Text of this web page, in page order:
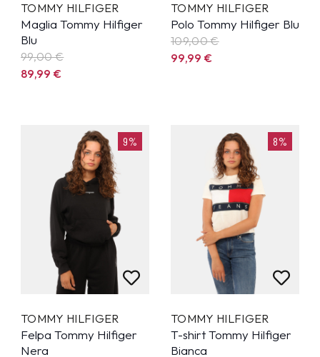
TOMMY HILFIGER
Maglia Tommy Hilfiger
Blu
99,00 €
89,99€
TOMMY HILFIGER
Polo Tommy Hilfiger Blu
109,00 €
99,99€
9%
TOMMY HILFIGER
Felpa Tommy Hilfiger
Nera
8%
TOMMY HILFIGER
T-shirt Tommy Hilfiger
Bianca